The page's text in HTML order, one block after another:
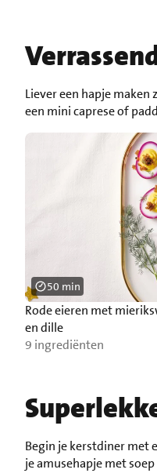
Liever een hapje
een mini caprese of
Rode eieren met
en dille
9 ingrediënten
50 min
Begin je kerstdiner met
je amusehapje met soep